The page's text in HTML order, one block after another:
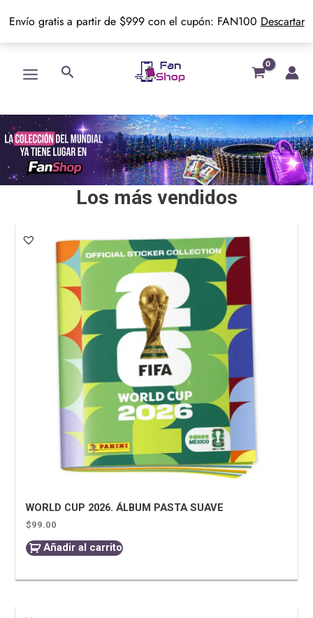
Envío gratis a partir de $999 con el cupón: FAN100 Descartar
Menu
Buscar
Los más vendidos
WORLD CUP 2026. ÁLBUM PASTA SUAVE
$99.00
Añadir al carrito